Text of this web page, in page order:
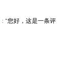
: “您好，这是一条评